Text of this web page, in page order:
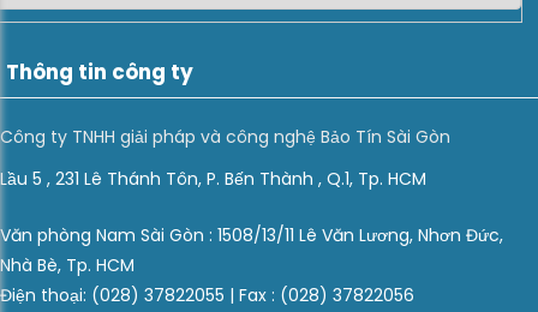
Thông tin công ty
Công ty TNHH giải pháp và công nghệ Bảo Tín Sài Gòn
Lầu 5 , 231 Lê Thánh Tôn, P. Bến Thành , Q.1, Tp. HCM
Văn phòng Nam Sài Gòn : 1508/13/11 Lê Văn Lương, Nhơn Đức,
Nhà Bè, Tp. HCM
Điện thoại: (028) 37822055 | Fax : (028) 37822056